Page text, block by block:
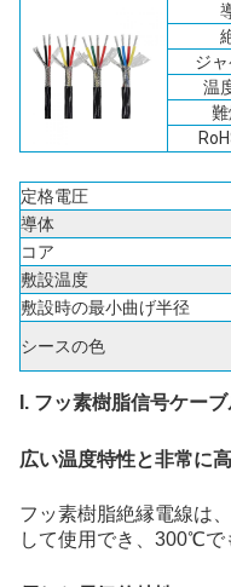
ジ
温
定格電圧
導体
コア
敷設温度
敷設時の最小曲げ半径
シースの色
I. フッ素樹脂信号ケー
広い温度特性と非常に高
フッ素樹脂絶縁電線は
して使用でき、300℃で